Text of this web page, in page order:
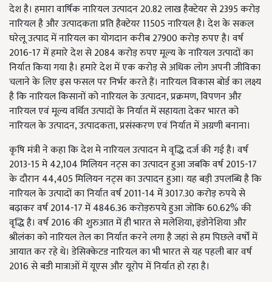
देश है। हमारा वार्षिक नारियल उत्पादन 20.82 लाख हैक्टेयर से 2395 करोड़
नारियल है और उत्पादकता प्रति हैक्टेयर 11505 नारियल है। देश के सकल
घरेलू उत्पाद में नारियल का योगदान करीब 27900 करोड़ रुपए है। वर्ष
2016-17 में हमारे देश से 2084 करोड़ रुपए मूल्य के नारियल उत्पादों का
निर्यात किया गया है। हमारे देश में एक करोड़ से अधिक लोग अपनी जीविका
चलाने के लिए इस फसल पर निर्भर करते हैं। नारियल विकास बोर्ड का लक्ष्य
है कि नारियल किसानों को नारियल के उत्पादन, प्रक्रमण, विपणन और
नारियल एवं मूल्य वर्धित उत्पादों के निर्यात में सहायता देकर भारत को
नारियल के उत्पादन, उत्पादकता, प्रसंस्करण एवं निर्यात में अग्रणी बनाना।
कृषि मंत्री ने कहा कि देश मे नारियल उत्पादन मे वृद्धि दर्ज की गई है। वर्ष
2013-15 मे 42,104 मिलियन नट्स का उत्पादन हुआ जबकि वर्ष 2015-17
के दौरान 44,405 मिलियन नट्स का उत्पादन हुआ। यह बड़ी उपलब्धि है कि
नारियल के उत्पादों का निर्यात वर्ष 2011-14 में 3017.30 करोड़ रुपये से
बढ़ाकर वर्ष 2014-17 में 4846.36 करोड़रुपये हुआ जोकि 60.62% की
वृद्धि है। वर्ष 2016 की शुरुआत में ही भारत से मलेशिया, इंडोनेशिया और
श्रीलंका को नारियल तेल का निर्यात करने लगा है जहां से हम पिछले वर्षों में
आयात कर रहे थे। डेसिक्केटड नारियल का भी भारत से यह पहली बार वर्ष
2016 से बडी मात्राओं में यूएस और यूरोप में निर्यात हो रहा है।